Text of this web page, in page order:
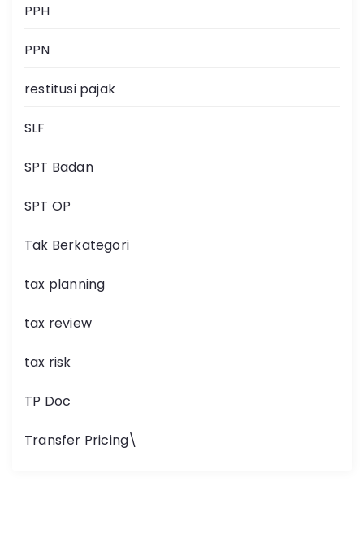
PPH
PPN
restitusi pajak
SLF
SPT Badan
SPT OP
Tak Berkategori
tax planning
tax review
tax risk
TP Doc
Transfer Pricing\